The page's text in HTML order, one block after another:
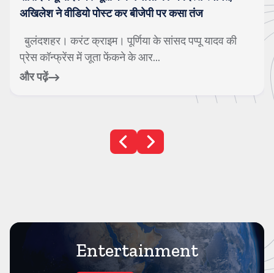
अखिलेश ने वीडियो पोस्ट कर बीजेपी पर कसा तंज
बुलंदशहर। करंट क्राइम। पूर्णिया के सांसद पप्पू यादव की
प्रेस कॉन्फ्रेंस में जूता फेंकने के आर...
और पढ़ें
Entertainment